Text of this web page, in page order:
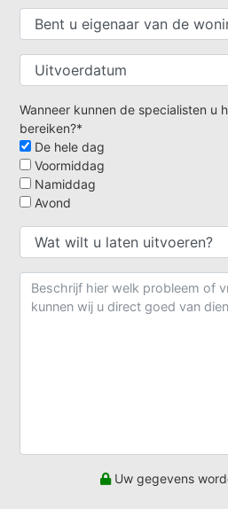
Wanneer kunnen de specialisten u
bereiken?*
De hele dag
Voormiddag
Namiddag
Avond
Uw gegevens